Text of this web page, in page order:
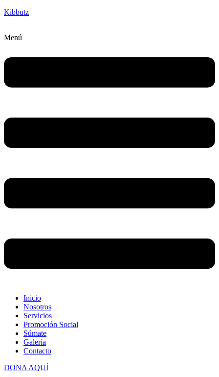
Kibbutz
Menú
Inicio
Nosotros
Servicios
Promoción Social
Súmate
Galería
Contacto
DONA AQUÍ